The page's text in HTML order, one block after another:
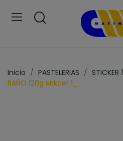
Inicio PASTELERIAS STICKER 1
BAÑO 120g stikcer 1_